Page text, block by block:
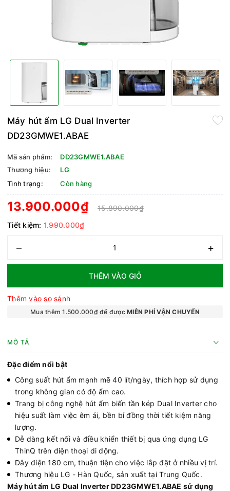
Máy hút ẩm LG Dual Inverter
DD23GMWE1.ABAE
Mã sản phẩm:
DD23GMWE1.ABAE
Thương hiệu:
LG
Tình trạng:
Còn hàng
13.900.000₫
15.890.000₫
Tiết kiệm: 1.990.000₫
– +
THÊM VÀO GIỎ
Thêm vào so sánh
Mua thêm 1.500.000₫ để đượcMIỄN PHÍ VẬN CHUYỂN
MÔ TẢ
Đặc điểm nổi bật
Công suất hút ẩm mạnh mẽ 40 lít/ngày, thích hợp sử dụng
trong không gian có độ ẩm cao.
Trang bị công nghệ hút ẩm biến tần kép Dual Inverter cho
hiệu suất làm việc êm ái, bền bỉ đồng thời tiết kiệm năng
lượng.
Dễ dàng kết nối và điều khiển thiết bị qua ứng dụng LG
ThinQ trên điện thoại di động.
Dây điện 180 cm, thuận tiện cho việc lắp đặt ở nhiều vị trí.
Thương hiệu LG - Hàn Quốc, sản xuất tại Trung Quốc.
Máy hút ẩm LG Dual Inverter DD23GMWE1.ABAE sử dụng